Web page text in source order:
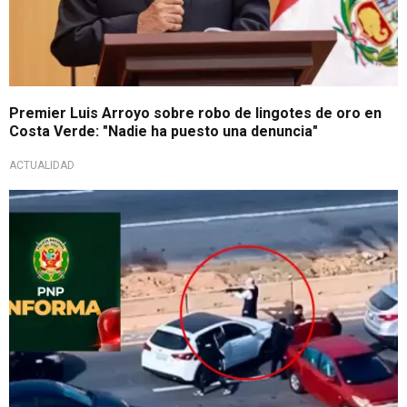
Premier Luis Arroyo sobre robo de lingotes de oro en
Costa Verde: "Nadie ha puesto una denuncia"
ACTUALIDAD